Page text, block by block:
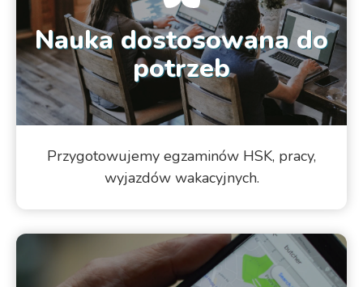
Nauka dostosowana do
potrzeb
Przygotowujemy egzaminów HSK, pracy,
wyjazdów wakacyjnych.